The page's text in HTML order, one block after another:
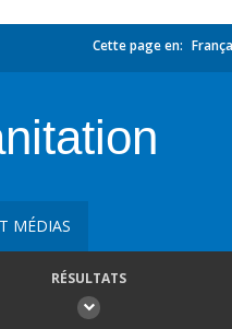
Cette page en:
MÉDIAS
RÉSULTATS